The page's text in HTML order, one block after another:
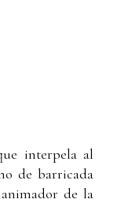
interpela al
de barricada
de la